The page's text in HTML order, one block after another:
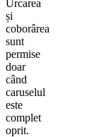
Urcarea
și
coborârea
sunt
permise
doar
când
caruselul
este
complet
oprit.